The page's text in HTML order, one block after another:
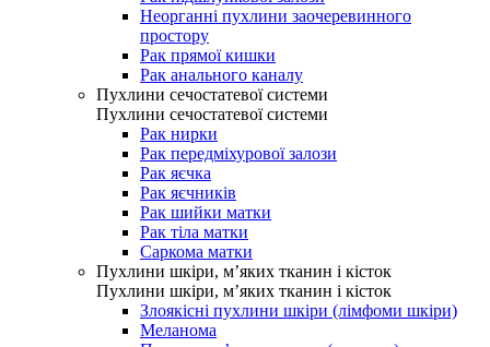
Неорганні пухлини заочеревинного
простору
Рак прямої кишки
Рак анального каналу
Пухлини сечостатевої системи
Пухлини сечостатевої системи
Рак нирки
Рак передміхурової залози
Рак яєчка
Рак яєчників
Рак шийки матки
Рак тіла матки
Саркома матки
Пухлини шкіри, м’яких тканин і кісток
Пухлини шкіри, м’яких тканин і кісток
Злоякісні пухлини шкіри (лімфоми шкіри)
Меланома